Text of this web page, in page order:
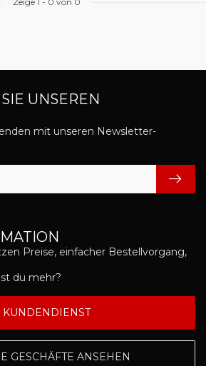
Preise, einfacher Bestellvorgang,
du mehr?
KUNDENDIENST
GESCHÄFTE ANSEHEN
UNSEREN
mit unseren Newsletter-